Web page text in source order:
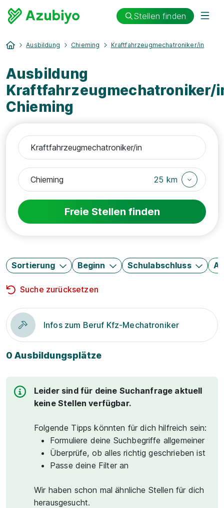
Stellen finden
Ausbildung Chieming Kraftfahrzeugmechatroniker/in
Ausbildung
Kraftfahrzeugmechatroniker/
Chieming
25 km
Freie Stellen finden
Sortierung Beginn Schulabschluss
Suche zurücksetzen
Infos zum Beruf Kfz-Mechatroniker
0 Ausbildungsplätze
Leider sind für deine Suchanfrage aktuell
keine Stellen verfügbar.
Folgende Tipps könnten für dich hilfreich sein:
Formuliere deine Suchbegriffe allgemeiner
Überprüfe, ob alles richtig geschrieben ist
Passe deine Filter an
Wir haben schon mal ähnliche Stellen für dich
herausgesucht.